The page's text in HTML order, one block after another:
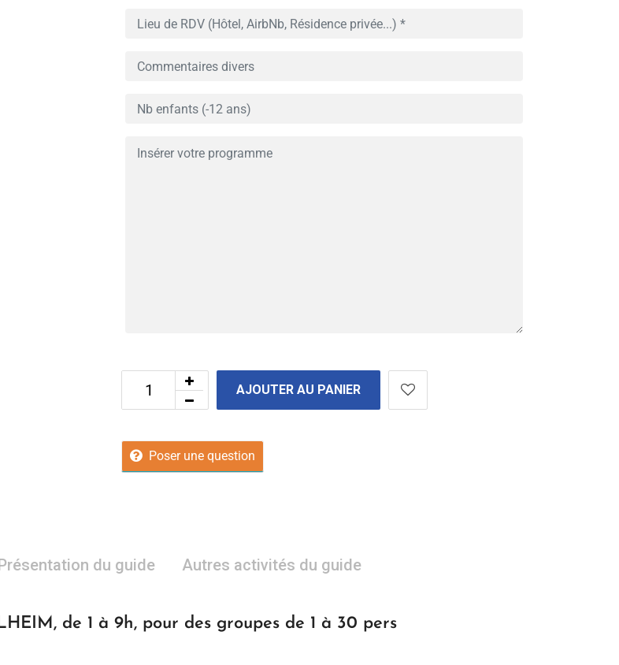
AJOUTER AU PANIER
Poser une question
du guide Autres activités du guide
de 1 à 9h, pour des groupes de 1 à 30 pers